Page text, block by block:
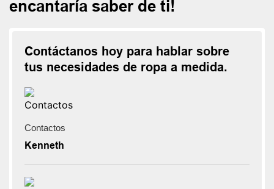
encantaría saber de ti!
Contáctanos hoy para hablar sobre
tus necesidades de ropa a medida.
Contactos
Kenneth